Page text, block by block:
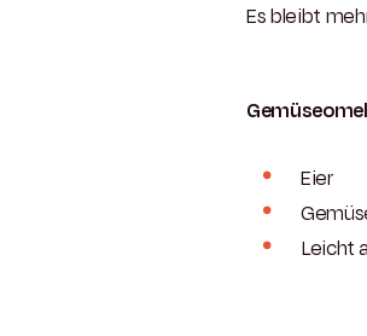
Es bleibt
Eier
Leicht